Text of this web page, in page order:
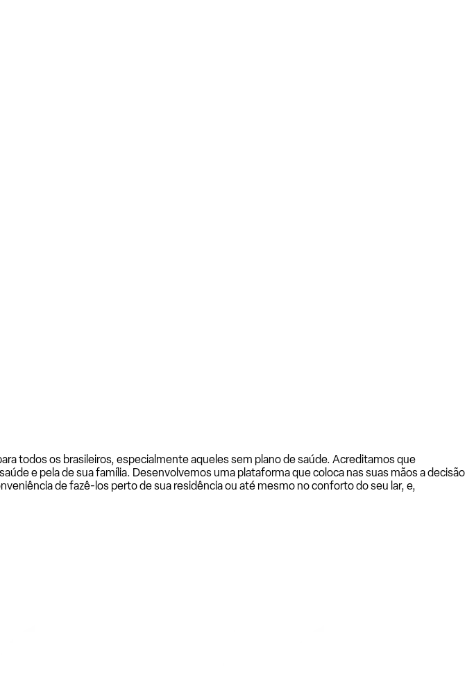
todos os brasileiros, especialmente aqueles sem plano de saúde. Acreditamos que
e pela de sua família. Desenvolvemos uma plataforma que coloca nas suas mãos a decisão
de fazê-los perto de sua residência ou até mesmo no conforto do seu lar, e,